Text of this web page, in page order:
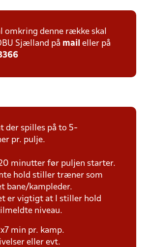
omkring denne række skal
Sjælland på mail eller på
der spilles på to 5-
pr. pulje.
minutter før puljen starter.
hold stiller træner som
bane/kampleder.
er vigtigt at I stiller hold
niveau.
min pr. kamp.
eller evt.